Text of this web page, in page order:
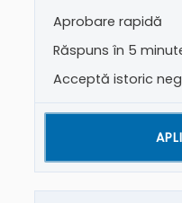
Aprobare rapidă
Răspuns în 5
Acceptă istoric